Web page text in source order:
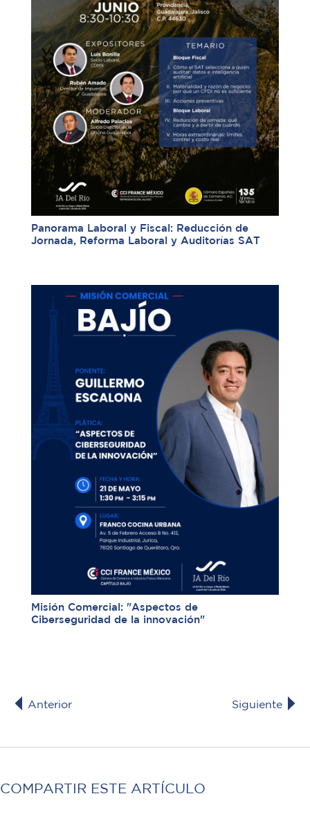
Panorama Laboral y Fiscal: Reducción de
Jornada, Reforma Laboral y Auditorías SAT
Misión Comercial: "Aspectos de
Ciberseguridad de la innovación"
Anterior Siguiente
COMPARTIR ESTE ARTÍCULO